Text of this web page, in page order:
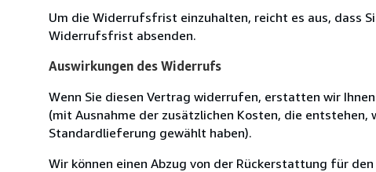
Um die Widerrufsfrist einzuhalten, reicht es aus, dass
Widerrufsfrist absenden.
Auswirkungen des Widerrufs
Wenn Sie diesen Vertrag widerrufen, erstatten wir
(mit Ausnahme der zusätzlichen Kosten, die
Standardlieferung gewählt haben).
Wir können einen Abzug von der Rückerstattung für